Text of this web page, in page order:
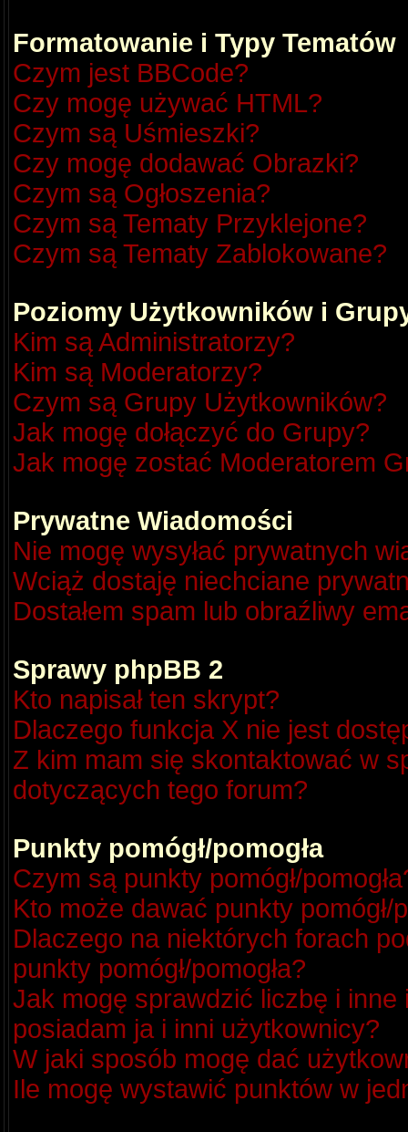
Formatowanie i Typy Tematów
Czym jest BBCode?
Czy mogę używać HTML?
Czym są Uśmieszki?
Czy mogę dodawać Obrazki?
Czym są Ogłoszenia?
Czym są Tematy Przyklejone?
Czym są Tematy Zablokowane?
Poziomy Użytkowników i
Kim są Administratorzy?
Kim są Moderatorzy?
Czym są Grupy Użytkowników?
Jak mogę dołączyć do Grupy?
Jak mogę zostać Moderatorem
Prywatne Wiadomości
Nie mogę wysyłać prywatnych
Wciąż dostaję niechciane
Dostałem spam lub obraźliwy
Sprawy phpBB 2
Kto napisał ten skrypt?
Dlaczego funkcja X nie jest
Z kim mam się skontaktować w
dotyczących tego forum?
Punkty pomógł/pomogła
Czym są punkty pomógł/
Kto może dawać punkty pomógł/
Dlaczego na niektórych forach
punkty pomógł/pomogła?
Jak mogę sprawdzić liczbę i
posiadam ja i inni użytkownicy?
W jaki sposób mogę dać
Ile mogę wystawić punktów w